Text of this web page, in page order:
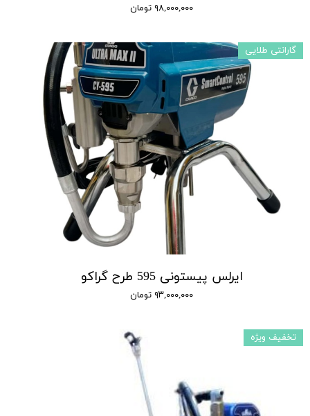
۹۸,۰۰۰,۰۰۰ تومان
ایرلس پیستونی 595 طرح گراکو
۹۳,۰۰۰,۰۰۰ تومان
گارانتی طلایی
تخفیف ویژه